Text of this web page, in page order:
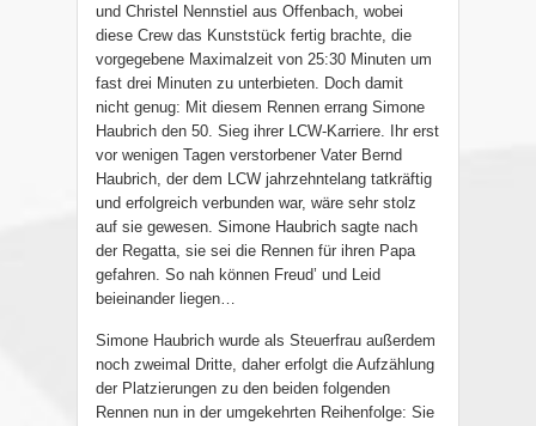
und Christel Nennstiel aus Offenbach, wobei
diese Crew das Kunststück fertig brachte, die
vorgegebene Maximalzeit von 25:30 Minuten um
fast drei Minuten zu unterbieten. Doch damit
nicht genug: Mit diesem Rennen errang Simone
Haubrich den 50. Sieg ihrer LCW-Karriere. Ihr erst
vor wenigen Tagen verstorbener Vater Bernd
Haubrich, der dem LCW jahrzehntelang tatkräftig
und erfolgreich verbunden war, wäre sehr stolz
auf sie gewesen. Simone Haubrich sagte nach
der Regatta, sie sei die Rennen für ihren Papa
gefahren. So nah können Freud’ und Leid
beieinander liegen…
Simone Haubrich wurde als Steuerfrau außerdem
noch zweimal Dritte, daher erfolgt die Aufzählung
der Platzierungen zu den beiden folgenden
Rennen nun in der umgekehrten Reihenfolge: Sie